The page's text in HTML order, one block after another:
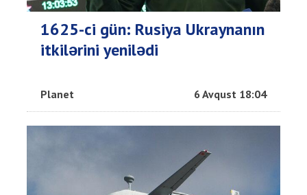
1625-ci gün: Rusiya Ukraynanın
itkilərini yenilədi
Planet 6 Avqust 18:04